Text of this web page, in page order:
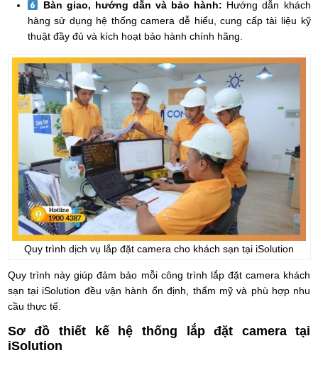
Bàn giao, hướng dẫn và bảo hành: Hướng dẫn khách
hàng sử dụng hệ thống camera dễ hiểu, cung cấp tài liệu kỹ
thuật đầy đủ và kích hoạt bảo hành chính hãng.
Quy trình dịch vụ lắp đặt camera cho khách sạn tại iSolution
Quy trình này giúp đảm bảo mỗi công trình lắp đặt camera khách
sạn tại iSolution đều vận hành ổn định, thẩm mỹ và phù hợp nhu
cầu thực tế.
Sơ đồ thiết kế hệ thống lắp đặt camera tại
iSolution